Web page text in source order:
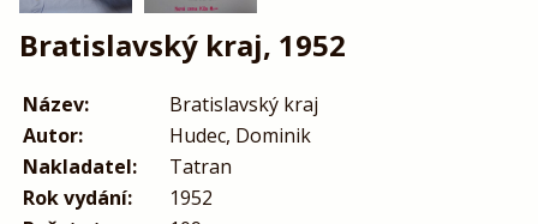
Bratislavský kraj, 1952
Název:
Bratislavský kraj
Autor:
Hudec, Dominik
Nakladatel:
Tatran
Rok vydání:
1952